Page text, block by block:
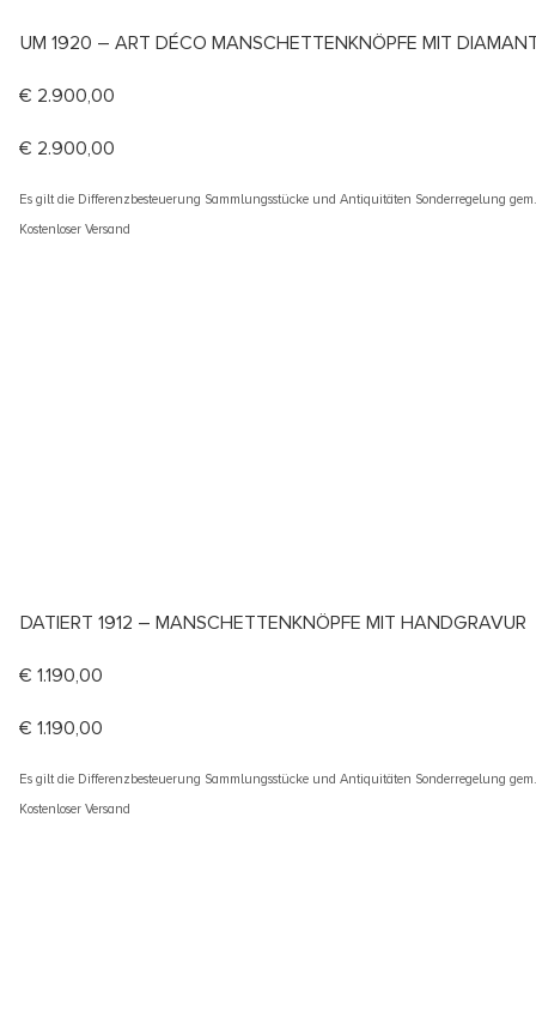
UM 1920 – ART DÉCO MANSCHETTENKNÖPFE MIT
€ 2.900,00
€ 2.900,00
Es gilt die Differenzbesteuerung Sammlungsstücke und Antiquitäten Sonderregelung
Kostenloser Versand
DATIERT 1912 – MANSCHETTENKNÖPFE MIT HANDGRAVUR
€ 1.190,00
€ 1.190,00
Es gilt die Differenzbesteuerung Sammlungsstücke und Antiquitäten Sonderregelung
Kostenloser Versand